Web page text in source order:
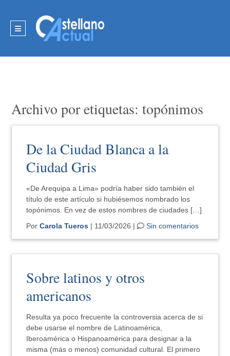
Archivo por etiquetas: topónimos
De la Ciudad Blanca a la
Ciudad Gris
«De Arequipa a Lima» podría haber sido también el
título de este artículo si hubiésemos nombrado los
topónimos. En vez de estos nombres de ciudades […]
PorCarola Tueros | 11/03/2026 | Sin comentarios
Sobre latinos y otros
americanos
Resulta ya poco frecuente la controversia acerca de si
debe usarse el nombre de Latinoamérica,
Iberoamérica o Hispanoamérica para designar a la
misma (más o menos) comunidad cultural. El primero